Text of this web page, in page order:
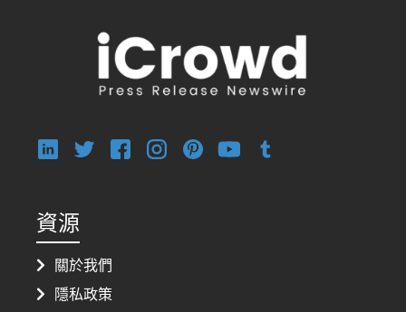
資源
關於我們
隱私政策